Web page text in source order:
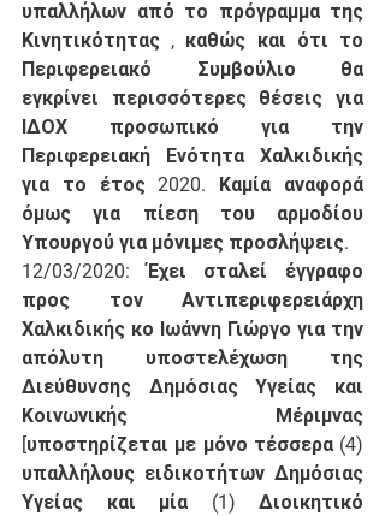
υπαλλήλων από το πρόγραμμα της
Κινητικότητας , καθώς και ότι το
Περιφερειακό Συμβούλιο θα
εγκρίνει περισσότερες θέσεις για
ΙΔΟΧ προσωπικό για την
Περιφερειακή Ενότητα Χαλκιδικής
για το έτος 2020. Καμία αναφορά
όμως για πίεση του αρμοδίου
Υπουργού για μόνιμες προσλήψεις.
12/03/2020: Έχει σταλεί έγγραφο
προς τον Αντιπεριφερειάρχη
Χαλκιδικής κο Ιωάννη Γιώργο για την
απόλυτη υποστελέχωση της
Διεύθυνσης Δημόσιας Υγείας και
Κοινωνικής Μέριμνας
[υποστηρίζεται με μόνο τέσσερα (4)
υπαλλήλους ειδικοτήτων Δημόσιας
Υγείας και μία (1) Διοικητικό